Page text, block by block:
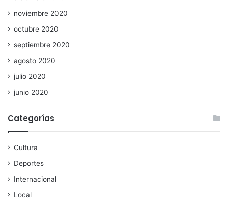
noviembre 2020
octubre 2020
septiembre 2020
agosto 2020
julio 2020
junio 2020
Categorías
Cultura
Deportes
Internacional
Local